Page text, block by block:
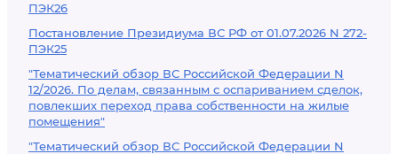
ПЭК26
Постановление Президиума ВС РФ от 01.07.2026 N 272-
ПЭК25
"Тематический обзор ВС Российской Федерации N
12/2026. По делам, связанным с оспариванием сделок,
повлекших переход права собственности на жилые
помещения"
"Тематический обзор ВС Российской Федерации N